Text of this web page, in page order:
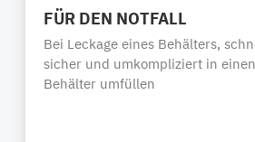
FÜR DEN NOTFALL
Bei Leckage eines Behälters,
sicher und umkompliziert in
Behälter umfüllen